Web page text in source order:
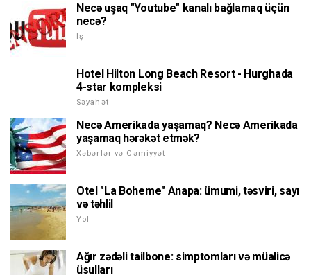
Necə uşaq "Youtube" kanalı bağlamaq üçün
necə?
Iş
Hotel Hilton Long Beach Resort - Hurghada
4-star kompleksi
Səyahət
Necə Amerikada yaşamaq? Necə Amerikada
yaşamaq hərəkət etmək?
Xəbərlər və Cəmiyyət
Otel "La Boheme" Anapa: ümumi, təsviri, sayı
və təhlil
Yol
Ağır zədəli tailbone: simptomları və müalicə
üsulları